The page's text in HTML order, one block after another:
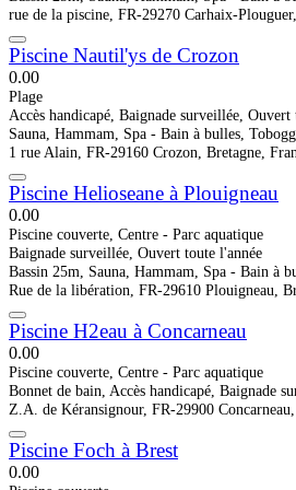
rue de la piscine, FR-29270 Carhaix-
Piscine Nautil'ys de Crozon
0.00
Plage
Accès handicapé, Baignade surveillée, Ouvert
Sauna, Hammam, Spa - Bain à bulles,
1 rue Alain, FR-29160 Crozon, Bretagne,
Piscine Helioseane à Plouigneau
0.00
Piscine couverte, Centre - Parc aquatique
Baignade surveillée, Ouvert toute l'année
Bassin 25m, Sauna, Hammam, Spa - Bain à
Rue de la libération, FR-29610 Plouigneau,
Piscine H2eau à Concarneau
0.00
Piscine couverte, Centre - Parc aquatique
Bonnet de bain, Accès handicapé, Baignade
Z.A. de Kéransignour, FR-29900
Piscine Foch à Brest
0.00